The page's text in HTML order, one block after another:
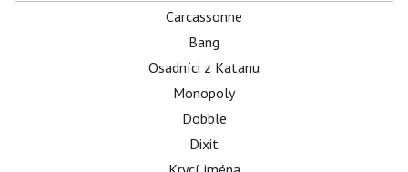
Carcassonne
Bang
Osadníci z Katanu
Monopoly
Dobble
Dixit